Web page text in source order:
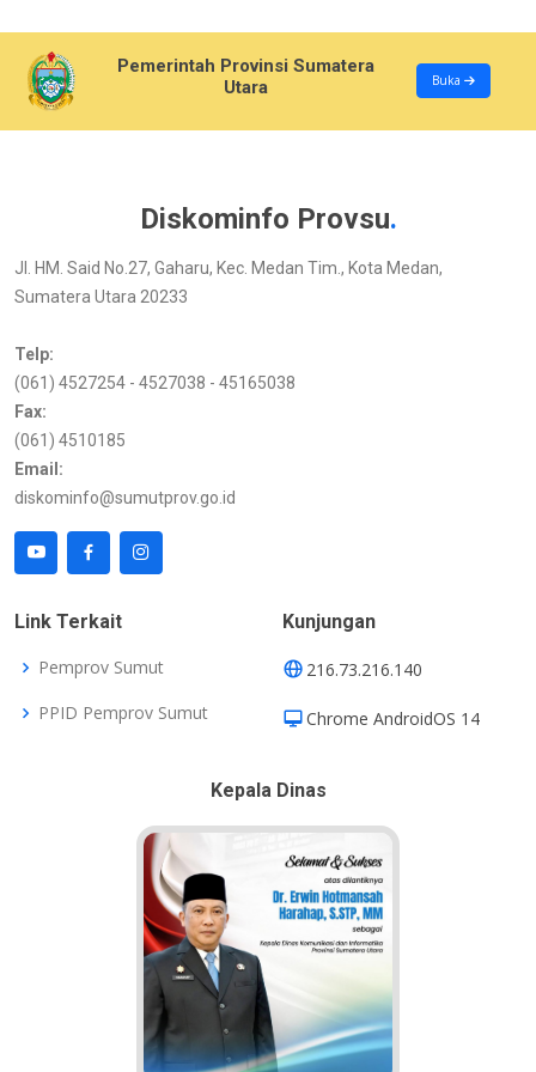
Pemerintah Provinsi Sumatera
Utara
Buka
Diskominfo Provsu.
Jl. HM. Said No.27, Gaharu, Kec. Medan Tim., Kota Medan,
Sumatera Utara 20233
Telp:
(061) 4527254 - 4527038 - 45165038
Fax:
(061) 4510185
Email:
diskominfo@sumutprov.go.id
Link Terkait
Pemprov Sumut
PPID Pemprov Sumut
Kunjungan
216.73.216.140
Chrome AndroidOS 14
Kepala Dinas